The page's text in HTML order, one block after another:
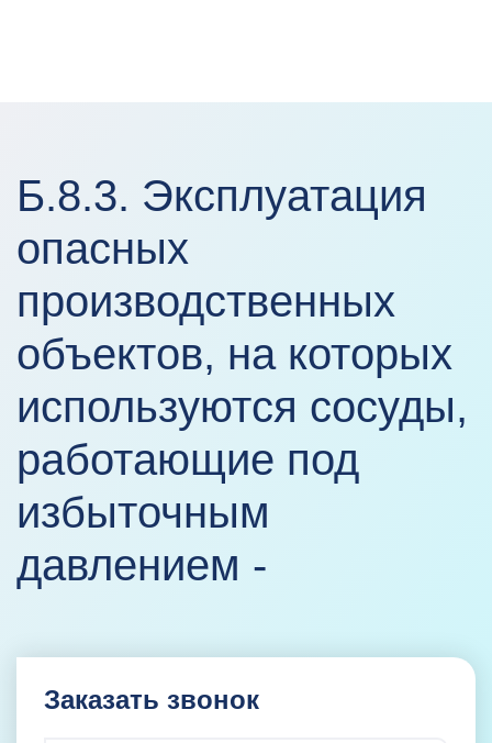
Б.8.3. Эксплуатация
опасных
производственных
объектов, на которых
используются сосуды,
работающие под
избыточным
давлением -
Заказать звонок